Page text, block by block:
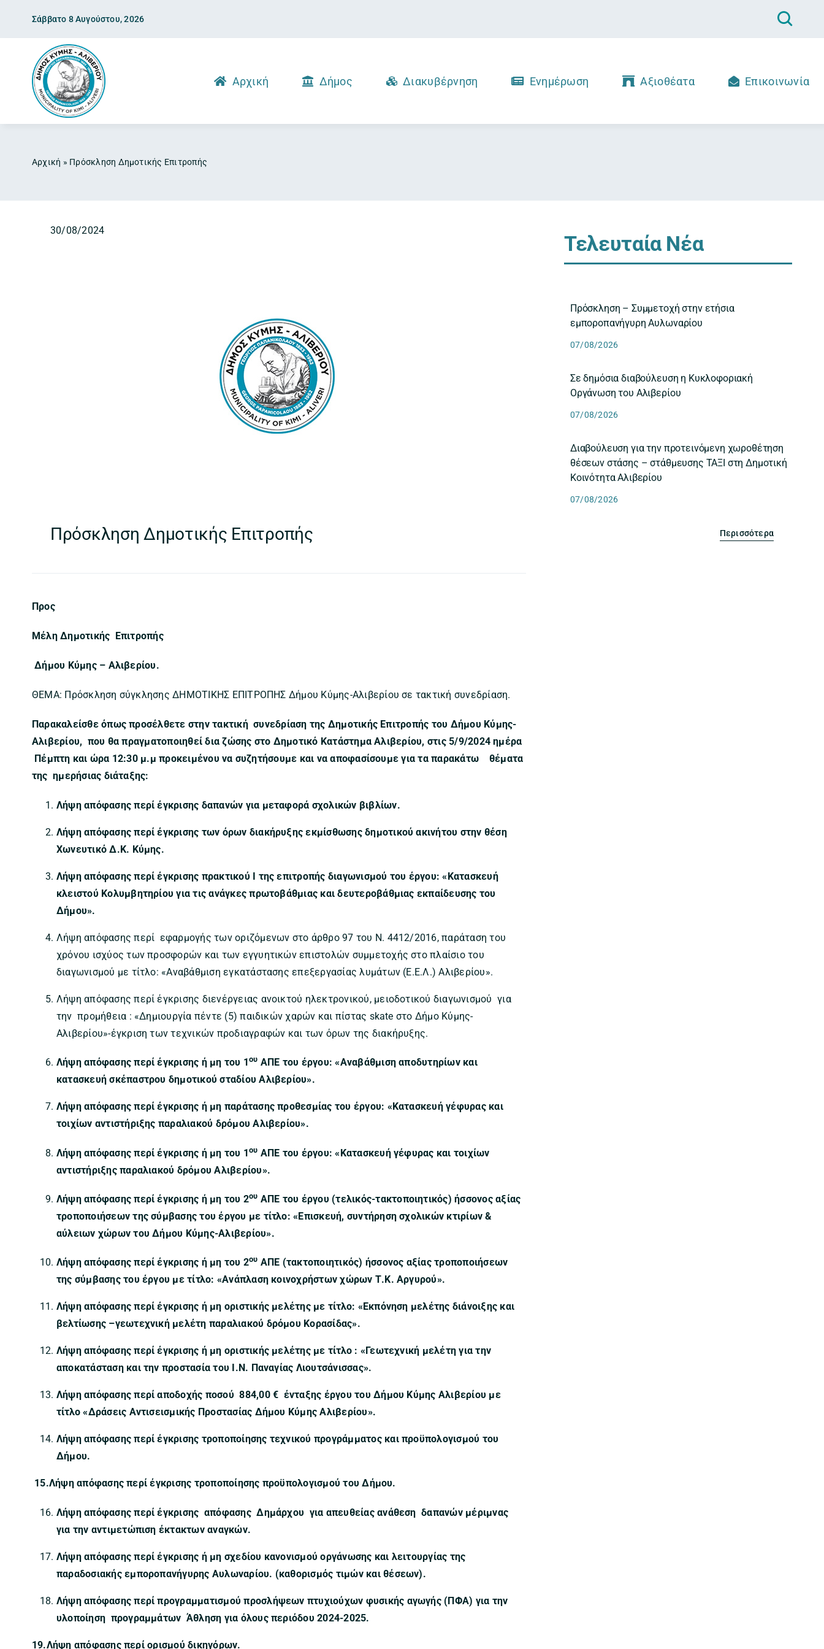
content
Σάββατο 8 Αυγούστου, 2026
Αρχική Δήμος Διακυβέρνηση Ενημέρωση Αξιοθέατα Επικοινωνία
Αρχική » Πρόσκληση Δημοτικής Επιτροπής
30/08/2024
Πρόσκληση Δημοτικής Επιτροπής
Προς
Μέλη Δημοτικής Επιτροπής
Δήμου Κύμης – Αλιβερίου.
ΘΕΜΑ: Πρόσκληση σύγκλησης ΔΗΜΟΤΙΚΗΣ ΕΠΙΤΡΟΠΗΣ Δήμου Κύμης-Αλιβερίου σε τακτική συνεδρίαση.
Παρακαλείσθε όπως προσέλθετε στην τακτική συνεδρίαση της Δημοτικής Επιτροπής του Δήμου Κύμης-
Αλιβερίου, που θα πραγματοποιηθεί δια ζώσης στο Δημοτικό Κατάστημα Αλιβερίου, στις5/9/2024 ημέρα
Πέμπτη και ώρα 12:30 μ.μ προκειμένου να συζητήσουμε και να αποφασίσουμε για τα παρακάτω θέματα
της ημερήσιας διάταξης:
Λήψη απόφασης περί έγκρισης δαπανών για μεταφορά σχολικών βιβλίων.
Λήψη απόφασης περί έγκρισης των όρων διακήρυξης εκμίσθωσης δημοτικού ακινήτου στην θέση
Χωνευτικό Δ.Κ. Κύμης.
Λήψη απόφασης περί έγκρισης πρακτικού Ι της επιτροπής διαγωνισμού του έργου:«Κατασκευή
κλειστού Κολυμβητηρίου για τις ανάγκες πρωτοβάθμιας και δευτεροβάθμιας εκπαίδευσης του
Δήμου».
Λήψη απόφασης περί εφαρμογής των οριζόμενων στο άρθρο 97 του Ν. 4412/2016, παράταση του
χρόνου ισχύος των προσφορών και των εγγυητικών επιστολών συμμετοχής στο πλαίσιο του
διαγωνισμού με τίτλο: «Αναβάθμιση εγκατάστασης επεξεργασίας λυμάτων (Ε.Ε.Λ.) Αλιβερίου».
Λήψη απόφασης περί έγκρισης διενέργειας ανοικτού ηλεκτρονικού, μειοδοτικού διαγωνισμού για
την προμήθεια : «Δημιουργία πέντε (5) παιδικών χαρών και πίστας skate στο Δήμο Κύμης-
Αλιβερίου»-έγκριση των τεχνικών προδιαγραφών και των όρων της διακήρυξης.
Λήψη απόφασης περί έγκρισης ή μη του 1ου ΑΠΕ του έργου: «Αναβάθμιση αποδυτηρίων και
κατασκευή σκέπαστρου δημοτικού σταδίου Αλιβερίου».
Λήψη απόφασης περί έγκρισης ή μη παράτασης προθεσμίας του έργου: «Κατασκευή γέφυρας και
τοιχίων αντιστήριξης παραλιακού δρόμου Αλιβερίου».
Λήψη απόφασης περί έγκρισης ή μη του 1ου ΑΠΕ του έργου: «Κατασκευή γέφυρας και τοιχίων
αντιστήριξης παραλιακού δρόμου Αλιβερίου».
Λήψη απόφασης περί έγκρισης ή μη του 2ου ΑΠΕ του έργου (τελικός-τακτοποιητικός) ήσσονος αξίας
τροποποιήσεων της σύμβασης του έργου με τίτλο:«Επισκευή, συντήρηση σχολικών κτιρίων &
αύλειων χώρων του Δήμου Κύμης-Αλιβερίου».
Λήψη απόφασης περί έγκρισης ή μη του 2ου ΑΠΕ (τακτοποιητικός) ήσσονος αξίας τροποποιήσεων
της σύμβασης του έργου με τίτλο: «Ανάπλαση κοινοχρήστων χώρων Τ.Κ. Αργυρού».
Λήψη απόφασης περί έγκρισης ή μη οριστικής μελέτης με τίτλο: «Εκπόνηση μελέτης διάνοιξης και
βελτίωσης –γεωτεχνική μελέτη παραλιακού δρόμου Κορασίδας».
Λήψη απόφασης περί έγκρισης ή μη οριστικής μελέτης με τίτλο : «Γεωτεχνική μελέτη για την
αποκατάσταση και την προστασία του Ι.Ν. Παναγίας Λιουτσάνισσας».
Λήψη απόφασης περί αποδοχής ποσού 884,00 € ένταξης έργου του Δήμου Κύμης Αλιβερίου με
τίτλο «Δράσεις Αντισεισμικής Προστασίας Δήμου Κύμης Αλιβερίου».
Λήψη απόφασης περί έγκρισης τροποποίησης τεχνικού προγράμματος και προϋπολογισμού του
Δήμου.
15.Λήψη απόφασης περί έγκρισης τροποποίησης προϋπολογισμού του Δήμου.
Λήψη απόφασης περί έγκρισης απόφασης Δημάρχου για απευθείας ανάθεση δαπανών μέριμνας
για την αντιμετώπιση έκτακτων αναγκών.
Λήψη απόφασης περί έγκρισης ή μη σχεδίου κανονισμού οργάνωσης και λειτουργίας της
παραδοσιακής εμποροπανήγυρης Αυλωναρίου. (καθορισμός τιμών και θέσεων).
Λήψη απόφασης περί προγραμματισμού προσλήψεων πτυχιούχων φυσικής αγωγής (ΠΦΑ) για την
υλοποίηση προγραμμάτων Άθληση για όλους περιόδου 2024-2025.
19.Λήψη απόφασης περί ορισμού δικηγόρων.
Τελευταία Νέα
Πρόσκληση – Συμμετοχή στην ετήσια
εμποροπανήγυρη Αυλωναρίου
07/08/2026
Σε δημόσια διαβούλευση η Κυκλοφοριακή
Οργάνωση του Αλιβερίου
07/08/2026
Διαβούλευση για την προτεινόμενη χωροθέτηση
θέσεων στάσης – στάθμευσης ΤΑΞΙ στη Δημοτική
Κοινότητα Αλιβερίου
07/08/2026
Περισσότερα